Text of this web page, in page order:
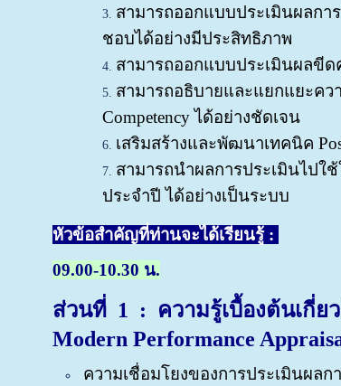
สามารถออกแบบประเมินผลก
ชอบได้อย่างมีประสิทธิภาพ
สามารถออกแบบประเมินผลขีด
สามารถอธิบายและแยกแยะควา
Competency ได้อย่างชัดเจน
เสริมสร้างและพัฒนาเทคนิค
สามารถนำผลการประเมินไปใช้
ประจำปี ได้อย่างเป็นระบบ
หัวข้อสำคัญที่ท่านจะได้เรียนรู้ :
09.00-10.30 น.
ส่วนที่1 : ความรู้เบื้องต้นเกี่ย
Modern Performance
ความเชื่อมโยงของการประเมินผลก